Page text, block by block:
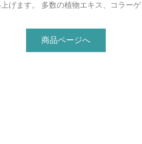
げます。 多数の植物エキス、コラー
商品ページへ